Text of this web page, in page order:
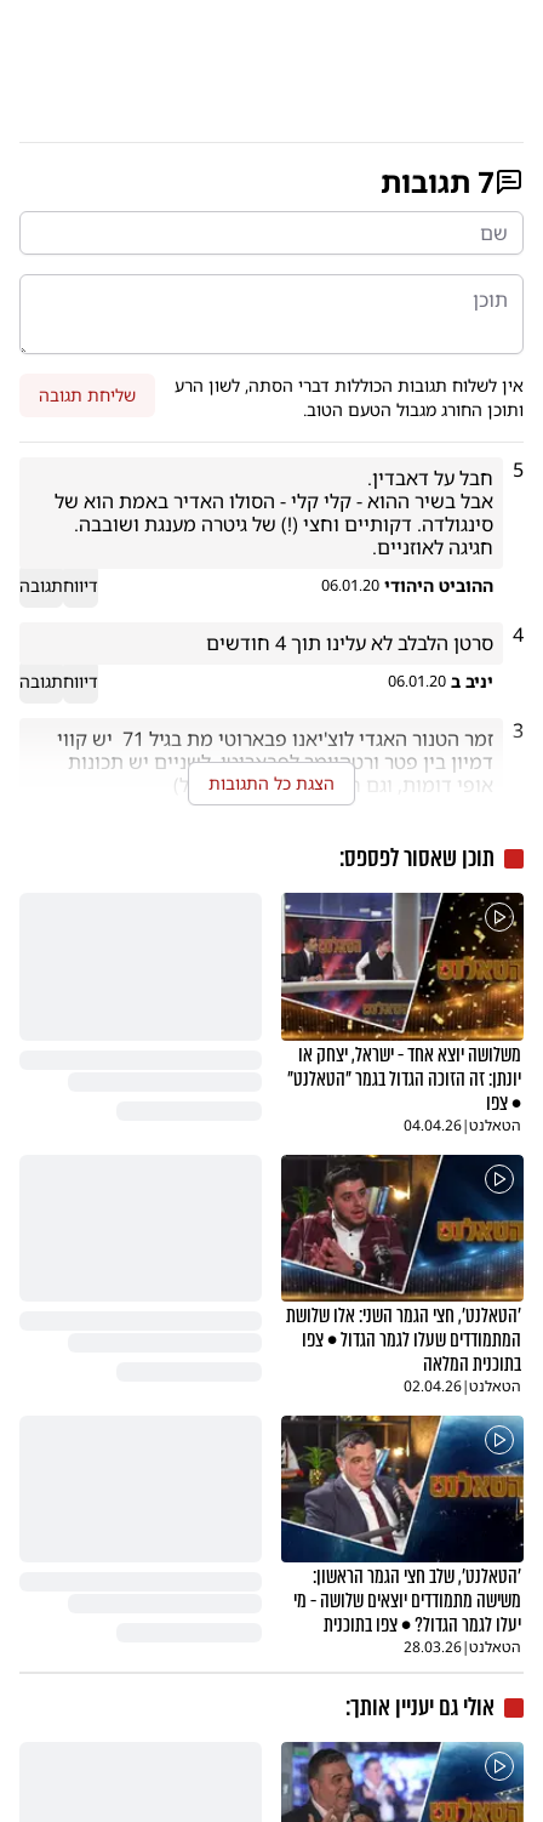
7 תגובות
אין לשלוח תגובות הכוללות דברי הסתה, לשון הרע
ותוכן החורג מגבול הטעם הטוב.
שליחת תגובה
5
חגיגה לאוזניים.
ההוביט היהודי 06.01.20 דיווחתגובה
4 סרטן הלבלב לא עלינו תוך 4 חודשים
יניב ב 06.01.20 דיווחתגובה
3
R/.M
06.01.20
הצגת כל התגובות
תוכן שאסור לפספס:
משלושה יוצא אחד - ישראל, יצחק או
יונתן: זה הזוכה הגדול בגמר "הטאלנט"
• צפו
הטאלנט|
04.04.26
'הטאלנט', חצי הגמר השני: אלו שלושת
המתמודדים שעלו לגמר הגדול • צפו
בתוכנית המלאה
הטאלנט|
02.04.26
'הטאלנט', שלב חצי הגמר הראשון:
משישה מתמודדים יוצאים שלושה - מי
יעלו לגמר הגדול? • צפו בתוכנית
הטאלנט|
28.03.26
אולי גם יעניין אותך: